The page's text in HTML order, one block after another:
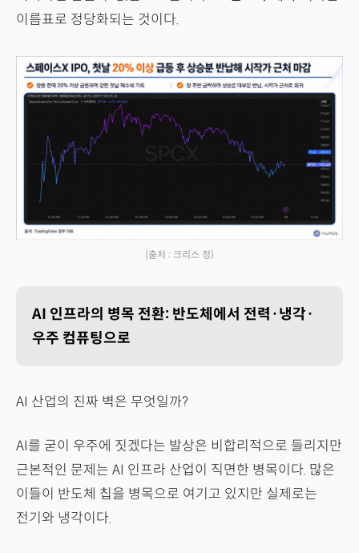
이름표로 정당화되는 것이다.
(출처 : 크리스 정)
AI 인프라의 병목 전환: 반도체에서 전력·냉각·
우주 컴퓨팅으로
AI 산업의 진짜 벽은 무엇일까?
AI를 굳이 우주에 짓겠다는 발상은 비합리적으로 들리지만
근본적인 문제는 AI 인프라 산업이 직면한 병목이다. 많은
이들이 반도체 칩을 병목으로 여기고 있지만 실제로는
전기와 냉각이다.